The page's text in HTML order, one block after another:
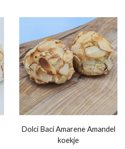
Dolci Baci Amarene Amandel
koekje